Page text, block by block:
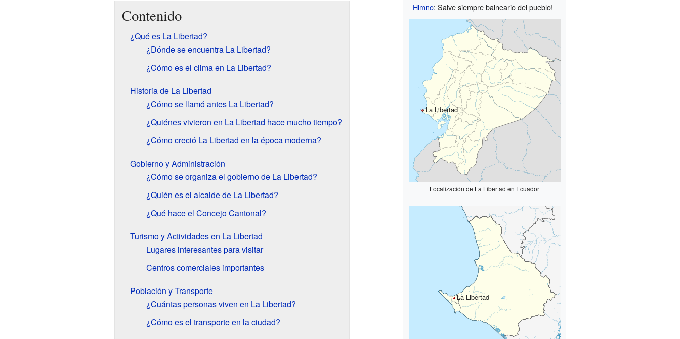
Himno: Salve siempre balneario del pueblo!
La Libertad
Localización de La Libertad en Ecuador
La Libertad
Contenido
¿Qué es La Libertad?
¿Dónde se encuentra La Libertad?
¿Cómo es el clima en La Libertad?
Historia de La Libertad
¿Cómo se llamó antes La Libertad?
¿Quiénes vivieron en La Libertad hace mucho tiempo?
¿Cómo creció La Libertad en la época moderna?
Gobierno y Administración
¿Cómo se organiza el gobierno de La Libertad?
¿Quién es el alcalde de La Libertad?
¿Qué hace el Concejo Cantonal?
Turismo y Actividades en La Libertad
Lugares interesantes para visitar
Centros comerciales importantes
Población y Transporte
¿Cuántas personas viven en La Libertad?
¿Cómo es el transporte en la ciudad?